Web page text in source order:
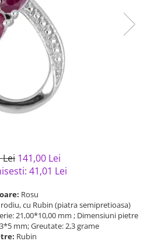
Lei 141,00 Lei
41,01 Lei
Rosu
cu Rubin (piatra semipretioasa)
21,00*10,00 mm ; Dimensiuni pietre
mm; Greutate: 2,3 grame
Rubin